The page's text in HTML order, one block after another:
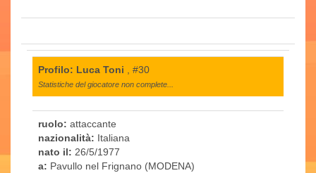
Profilo: Luca Toni , #30
Statistiche del giocatore non complete...
ruolo: attaccante
nazionalità: Italiana
nato il: 26/5/1977
a: Pavullo nel Frignano (MODENA)